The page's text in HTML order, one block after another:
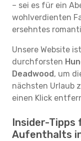
– sei es für ein
wohlverdienten
ersehntes
Unsere Website
durchforsten
Deadwood, um
nächsten Urlaub
einen Klick
Insider-Tipps
Aufenthalts